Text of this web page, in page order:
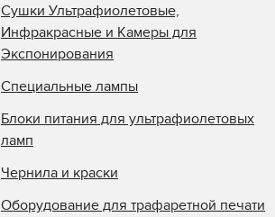
Сушки Ультрафиолетовые,
Инфракрасные и Камеры для
Экспонирования
Специальные лампы
Блоки питания для ультрафиолетовых
ламп
Чернила и краски
Оборудование для трафаретной печати